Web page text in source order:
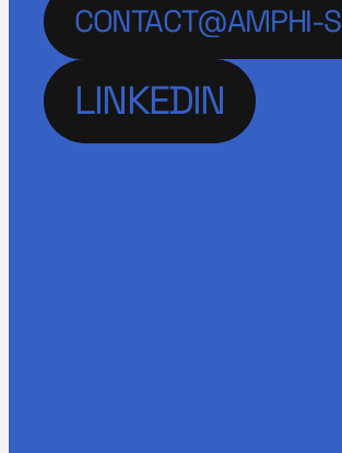
CONTACT@AMPHI-
LINKEDIN
LINKEDIN